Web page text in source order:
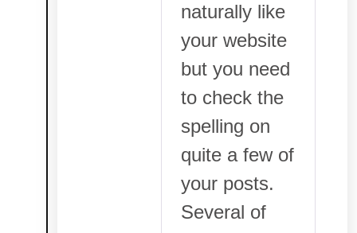
naturally like
your website
but you need
to check the
spelling on
quite a few of
your posts.
Several of